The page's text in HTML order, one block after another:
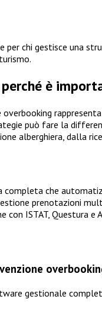
chi gestisce una
perché è
può fare la
alberghiera, dalla
completa che
prenotazioni
ISTAT, Questura e
gestionale